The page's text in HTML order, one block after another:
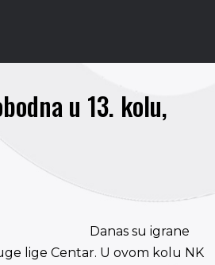
u 13. kolu,
Danas su igrane
lige Centar. U ovom kolu NK